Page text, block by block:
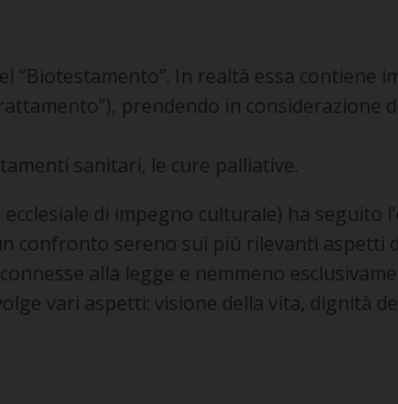
“Biotestamento”. In realtà essa contiene
prendendo in considerazione
sanitari, le cure palliative.
di impegno culturale) ha seguito
confronto sereno sui più rilevanti aspetti
alla legge e nemmeno
vari aspetti: visione della vita, dignità